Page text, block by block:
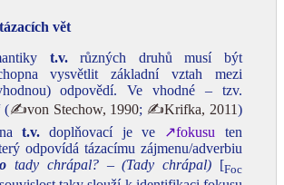
vět
t.v.různých druhů musí být
vysvětlit základní vztah mezi
odpovědí. Ve vhodné – tzv.
(✍von Stechow, 1990; ✍Krifka, 2011)
nat.v. doplňovací je ve ↗fokusu ten
odpovídá tázacímu zájmenu/adverbiu
tady chrápal? – (Tady chrápal) [Foc